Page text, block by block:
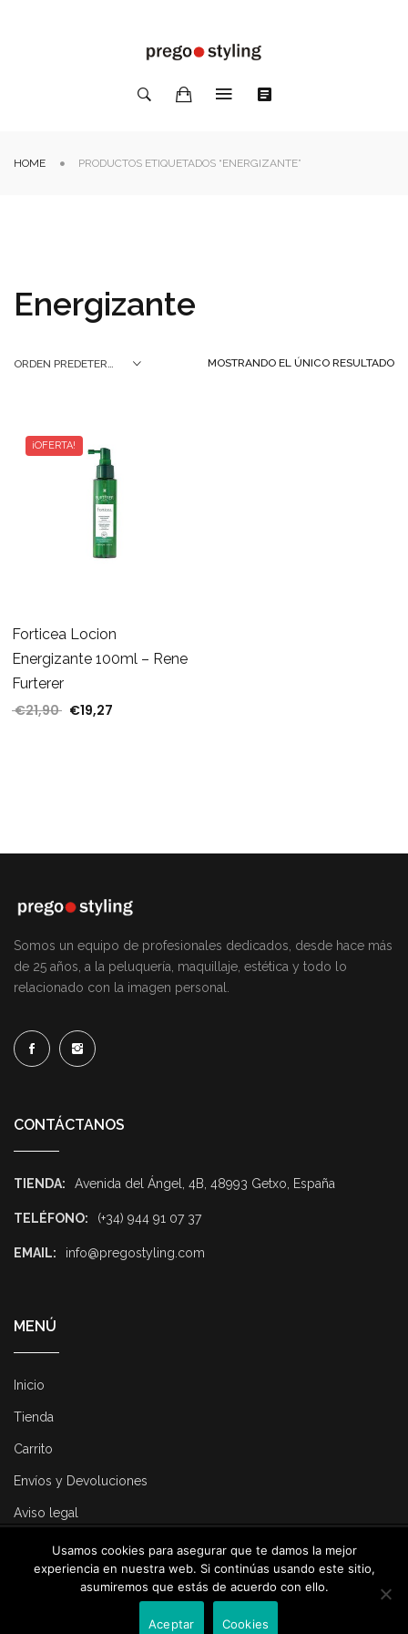
HOME PRODUCTOS ETIQUETADOS “ENERGIZANTE”
Energizante
MOSTRANDO EL ÚNICO RESULTADO
ORDEN PREDETERMINADO
¡OFERTA!
Forticea Locion
Energizante 100ml – Rene
Furterer
€21,90 El precio original era: €21,90.
€19,27El precio actual es: €19,27.
Somos un equipo de profesionales dedicados, desde hace más
de 25 años, a la peluquería, maquillaje, estética y todo lo
relacionado con la imagen personal.
CONTÁCTANOS
TIENDA: Avenida del Ángel, 4B, 48993 Getxo, España
TELÉFONO: (+34) 944 91 07 37
EMAIL: info@pregostyling.com
MENÚ
Inicio
Tienda
Carrito
Envíos y Devoluciones
Aviso legal
© 2025 Pregostyling. All Rights Reserved. Developed by
Dirk
Usamos cookies para asegurar que te damos la mejor
experiencia en nuestra web. Si continúas usando este sitio,
asumiremos que estás de acuerdo con ello.
Aceptar Cookies